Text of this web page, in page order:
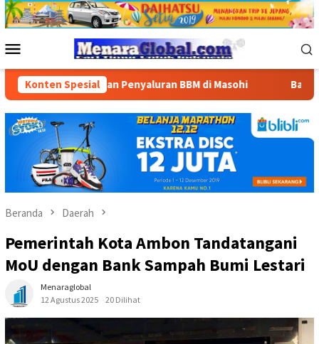
Loncat
ke
Mobile
Konten Spesial
Penyaluran BBM di Masohi Bandara Pattimura
Beranda Daerah
Pemerintah Kota Ambon Tandatangani
MoU dengan Bank Sampah Bumi Lestari
Menaraglobal
12 Agustus 2025
20 Dilihat